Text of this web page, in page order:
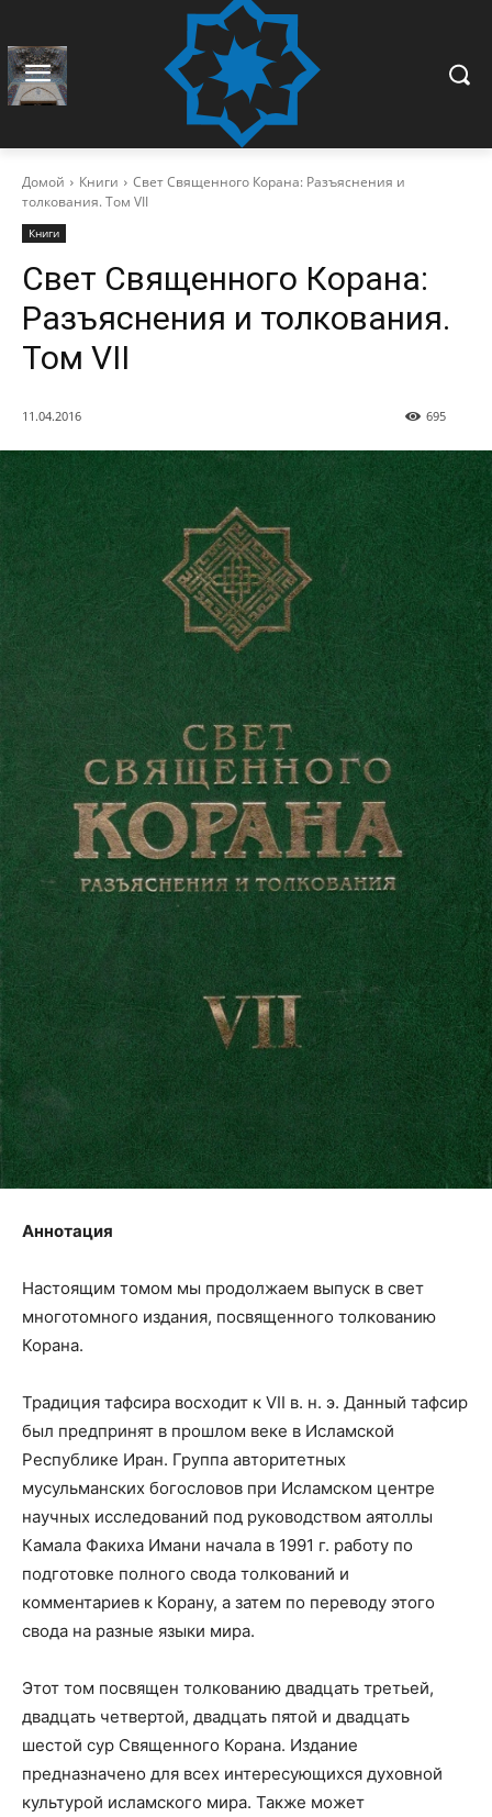
Домой Книги
Свет Священного Корана: Разъяснения и
толкования. Том VII
Книги
Свет Священного Корана:
Разъяснения и толкования.
Том VII
11.04.2016 695
Аннотация
Настоящим томом мы продолжаем выпуск в свет
многотомного издания, посвященного толкованию
Корана.
Традиция тафсира восходит к VII в. н. э. Данный тафсир
был предпринят в прошлом веке в Исламской
Республике Иран. Группа авторитетных
мусульманских богословов при Исламском центре
научных исследований под руководством аятоллы
Камала Факиха Имани начала в 1991 г. работу по
подготовке полного свода толкований и
комментариев к Корану, а затем по переводу этого
свода на разные языки мира.
Этот том посвящен толкованию двадцать третьей,
двадцать четвертой, двадцать пятой и двадцать
шестой сур Священного Корана. Издание
предназначено для всех интересующихся духовной
культурой исламского мира. Также может